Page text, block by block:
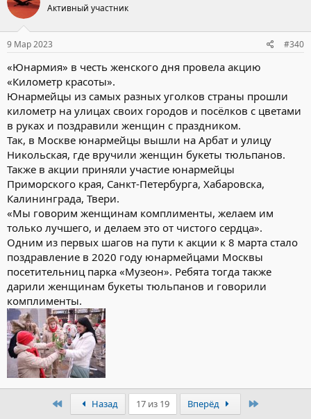
Активный участник
9 Мар 2023 #340
«Юнармия» в честь женского дня провела акцию
«Километр красоты».
Юнармейцы из самых разных уголков страны прошли
километр на улицах своих городов и посёлков с цветами
в руках и поздравили женщин с праздником.
Так, в Москве юнармейцы вышли на Арбат и улицу
Никольская, где вручили женщин букеты тюльпанов.
Также в акции приняли участие юнармейцы
Приморского края, Санкт-Петербурга, Хабаровска,
Калининграда, Твери.
«Мы говорим женщинам комплименты, желаем им
только лучшего, и делаем это от чистого сердца».
Одним из первых шагов на пути к акции к 8 марта стало
поздравление в 2020 году юнармейцами Москвы
посетительниц парка «Музеон». Ребята тогда также
дарили женщинам букеты тюльпанов и говорили
комплименты.
ПервыйНазад 17 из 19 Вперёд